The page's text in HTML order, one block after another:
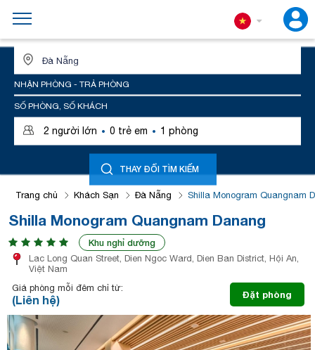
NHẬN PHÒNG - TRẢ PHÒNG
SỐ PHÒNG, SỐ KHÁCH
2 người lớn · 0 trẻ em · 1 phòng
THAY ĐỔI TÌM KIẾM
Trang chủ Khách Sạn Đà Nẵng Shilla Monogram Quangnam
Shilla Monogram Quangnam Danang
Khu nghỉ dưỡng
Lac Long Quan Street, Dien Ngoc Ward, Dien Ban District, Hội An,
Việt Nam
Giá phòng mỗi đêm chỉ từ:
(Liên hệ) Đặt phòng